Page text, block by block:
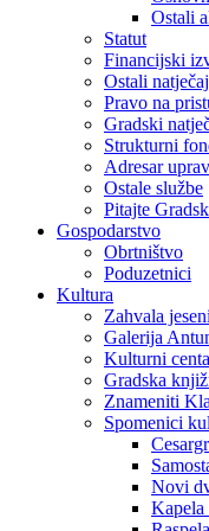
Ostali
Statut
Financijski
Ostali
Pravo na
Gradski
Strukturni
Adresar
Ostale službe
Pitajte
Gospodarstvo
Obrtništvo
Poduzetnici
Kultura
Zahvala
Galerija
Kulturni
Gradska
Znameniti
Spomenici
Novi
Kapela